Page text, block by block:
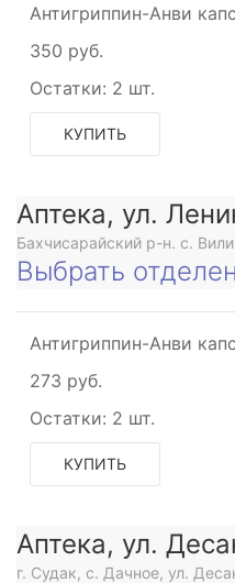
Антигриппин-Анви
350 руб.
Остатки: 2 шт.
КУПИТЬ
Аптека, ул.
Бахчисарайский р-н. с.
Выбрать
Антигриппин-Анви
273 руб.
Остатки: 2 шт.
КУПИТЬ
Аптека, ул.
г. Судак, с. Дачное, ул.